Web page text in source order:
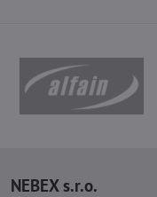
NEBEX s.r.o.